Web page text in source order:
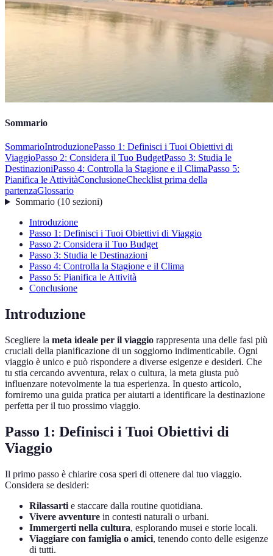
Sommario
SommarioIntroduzionePasso 1: Definisci i Tuoi Obiettivi di
ViaggioPasso 2: Considera il Tuo BudgetPasso 3: Studia le
DestinazioniPasso 4: Controlla la Stagione e il ClimaPasso 5:
Pianifica le AttivitàConclusioneChecklist prima della
partenzaGlossario
Sommario(10 sezioni)
Introduzione
Passo 1: Definisci i Tuoi Obiettivi di Viaggio
Passo 2: Considera il Tuo Budget
Passo 3: Studia le Destinazioni
Passo 4: Controlla la Stagione e il Clima
Passo 5: Pianifica le Attività
Conclusione
Introduzione
Scegliere la meta ideale per il viaggio rappresenta una delle fasi più
cruciali della pianificazione di un soggiorno indimenticabile. Ogni
viaggio è unico e può rispondere a diverse esigenze e desideri. Che
tu stia cercando avventura, relax o cultura, la meta giusta può
influenzare notevolmente la tua esperienza. In questo articolo,
forniremo una guida pratica per aiutarti a identificare la destinazione
perfetta per il tuo prossimo viaggio.
Passo 1: Definisci i Tuoi Obiettivi di
Viaggio
Il primo passo è chiarire cosa speri di ottenere dal tuo viaggio.
Considera se desideri:
Rilassarti e staccare dalla routine quotidiana.
Vivere avventure in contesti naturali o urbani.
Immergerti nella cultura, esplorando musei e storie locali.
Viaggiare con famiglia o amici, tenendo conto delle esigenze
di tutti.